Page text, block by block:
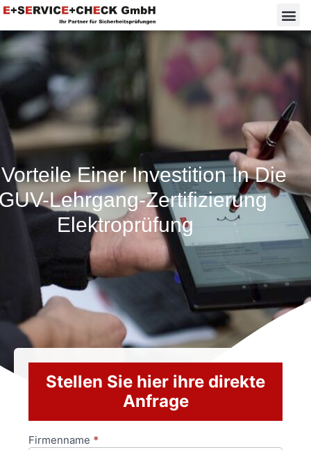
Einer Investition In Die
Lehrgang-Zertifizierung
Elektroprüfung
Stellen Sie hier ihre direkte
Anfrage
Anfrageformular
Firmenname *